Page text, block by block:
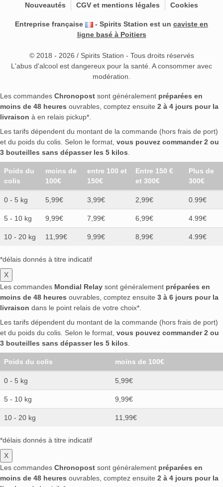
Nouveautés
CGV et mentions légales Cookies
Entreprise française - Spirits Station est un caviste en
ligne basé à Poitiers
© 2018 - 2026 / Spirits Station - Tous droits réservés
L'abus d'alcool est dangereux pour la santé. A consommer avec
modération.
Les commandes Chronopost sont généralement préparées en
moins de 48 heures ouvrables, comptez ensuite 2 à 4 jours pour la
livraison à en relais pickup*.
Les tarifs dépendent du montant de la commande (hors frais de port)
et du poids du colis. Selon le format, vous pouvez commander 2 ou
3 bouteilles sans dépasser les 5 kilos.
Poids du
colis
moins de
100€
entre 100 et
150€
Entre 150 €
et 300€
Plus de
300€
0 - 5 kg 5,99€ 3,99€ 2,99€ 0.99€
5 - 10 kg 9,99€ 7,99€ 6,99€ 4.99€
10 - 20 kg 11,99€ 9,99€ 8,99€ 4.99€
*délais donnés à titre indicatif
X
Les commandes Mondial Relay sont généralement préparées en
moins de 48 heures ouvrables, comptez ensuite 3 à 6 jours pour la
livraison dans le point relais de votre choix*.
Les tarifs dépendent du montant de la commande (hors frais de port)
et du poids du colis. Selon le format, vous pouvez commander 2 ou
3 bouteilles sans dépasser les 5 kilos.
Poids du colis moins de 100€
0 - 5 kg 5,99€
5 - 10 kg 9,99€
10 - 20 kg 11,99€
*délais donnés à titre indicatif
X
Les commandes Chronopost sont généralement préparées en
moins de 48 heures ouvrables, comptez ensuite 2 à 4 jours pour la